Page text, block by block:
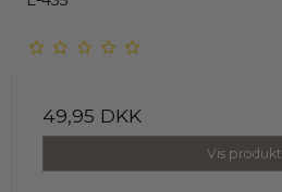
49,95 DKK
Vis produkt